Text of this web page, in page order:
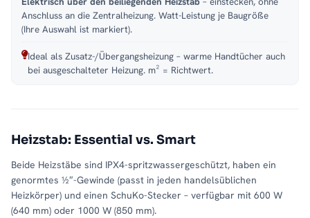
Anschluss an die Zentralheizung. Watt-Leistung je Baugröße
(Ihre Auswahl ist markiert).
Ideal als Zusatz-/Übergangsheizung – warme Handtücher auch
bei ausgeschalteter Heizung. m² = Richtwert.
Heizstab: Essential vs. Smart
Beide Heizstäbe sind IPX4-spritzwassergeschützt, haben ein
genormtes ½″-Gewinde (passt in jeden handelsüblichen
Heizkörper) und einen SchuKo-Stecker – verfügbar mit 600 W
(640 mm) oder 1000 W (850 mm).